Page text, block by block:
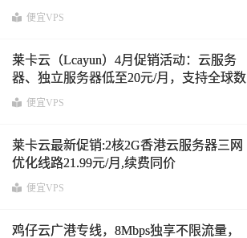
元/月
便宜VPS
莱卡云（Lcayun）4月促销活动：云服务
器、独立服务器低至20元/月，支持全球数
据中心
便宜VPS
莱卡云最新促销:2核2G香港云服务器三网
优化线路21.99元/月,续费同价
便宜VPS
鸡仔云广港专线，8Mbps独享不限流量，